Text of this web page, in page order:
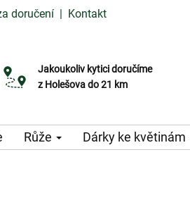
doručení | Kontakt
Jakoukoliv kytici doručíme
z Holešova do 21 km
Možnost vyzvednout v naší květince
Růže Dárky ke květinám